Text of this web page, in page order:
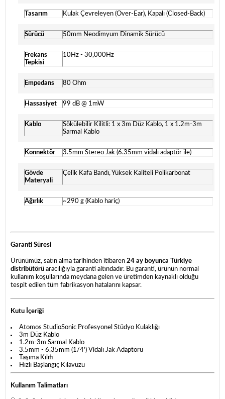
Tasarım Kulak Çevreleyen (Over-Ear), Kapalı (Closed-Back)
Sürücü 50mm Neodimyum Dinamik Sürücü
Frekans
Tepkisi
10Hz - 30,000Hz
Empedans 80 Ohm
Hassasiyet 99 dB @ 1mW
Kablo
Sökülebilir Kilitli: 1 x 3m Düz Kablo, 1 x 1.2m-3m
Sarmal Kablo
Konnektör 3.5mm Stereo Jak (6.35mm vidalı adaptör ile)
Gövde
Materyali
Çelik Kafa Bandı, Yüksek Kaliteli Polikarbonat
Ağırlık ~290 g (Kablo hariç)
Garanti Süresi
Ürünümüz, satın alma tarihinden itibaren 24 ay boyunca Türkiye
distribütörü aracılığıyla garanti altındadır. Bu garanti, ürünün normal
kullanım koşullarında meydana gelen ve üretimden kaynaklı olduğu
tespit edilen tüm fabrikasyon hatalarını kapsar.
Kutu İçeriği
Atomos StudioSonic Profesyonel Stüdyo Kulaklığı
3m Düz Kablo
1.2m-3m Sarmal Kablo
3.5mm - 6.35mm (1/4') Vidalı Jak Adaptörü
Taşıma Kılıfı
Hızlı Başlangıç Kılavuzu
Kullanım Talimatları